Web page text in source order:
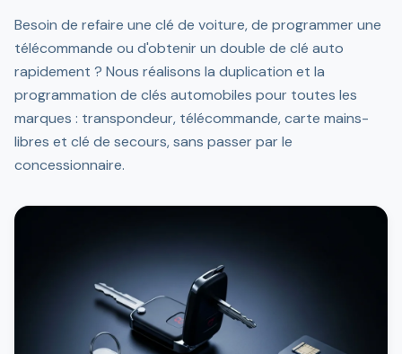
Besoin de refaire une clé de voiture, de programmer une
télécommande ou d'obtenir un double de clé auto
rapidement ? Nous réalisons la duplication et la
programmation de clés automobiles pour toutes les
marques : transpondeur, télécommande, carte mains-
libres et clé de secours, sans passer par le
concessionnaire.